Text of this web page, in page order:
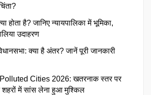
होता है? जानिए न्यायपालिका में भूमिका,
उदाहरण
क्या है अंतर? जानें पूरी जानकारी
Cities 2026: खतरनाक स्तर पर
शहरों में सांस लेना हुआ मुश्किल